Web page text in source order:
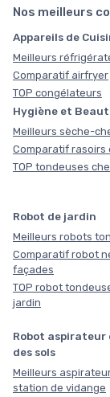
Nos meilleurs
Appareils de
Meilleurs
Comparatif airfryer
TOP congélateurs
Hygiène et
Meilleurs sèche-
Comparatif rasoirs
TOP tondeuses
Robot de jardin
Meilleurs robots
Comparatif robot
façades
TOP robot
jardin
Robot
des sols
Meilleurs
station de vidange